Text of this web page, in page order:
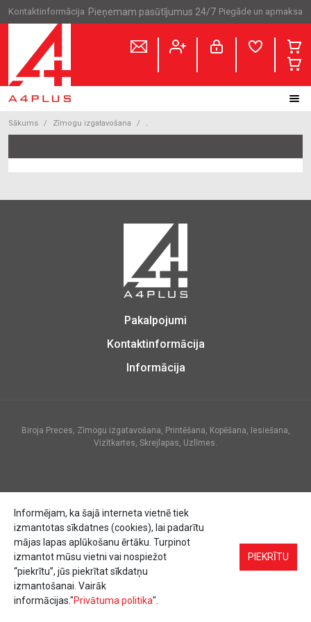
Kontaktinformācija Pieņemam pasūtījumus 24/7 Piegāde un apmaksa
Sākums Zīmogu izgatavošana .
Biroja Preces, Zīmogu izgatavošana, Printēšana, Kopēšana, Iesiešana,
Vizītkartes, Skrejlapas, Uzlīmes.
Pakalpojumi
Kontaktinformācija
Informācija
Informējam, ka šajā interneta vietnē tiek
izmantotas sīkdatnes (cookies), lai padarītu
mājas lapas aplūkošanu ērtāku. Turpinot
izmantot mūsu vietni vai nospiežot
“piekrītu”, jūs piekrītat sīkdatņu
izmantošanai. Vairāk
informācijas."Privātuma politika".
PIEKRĪTU